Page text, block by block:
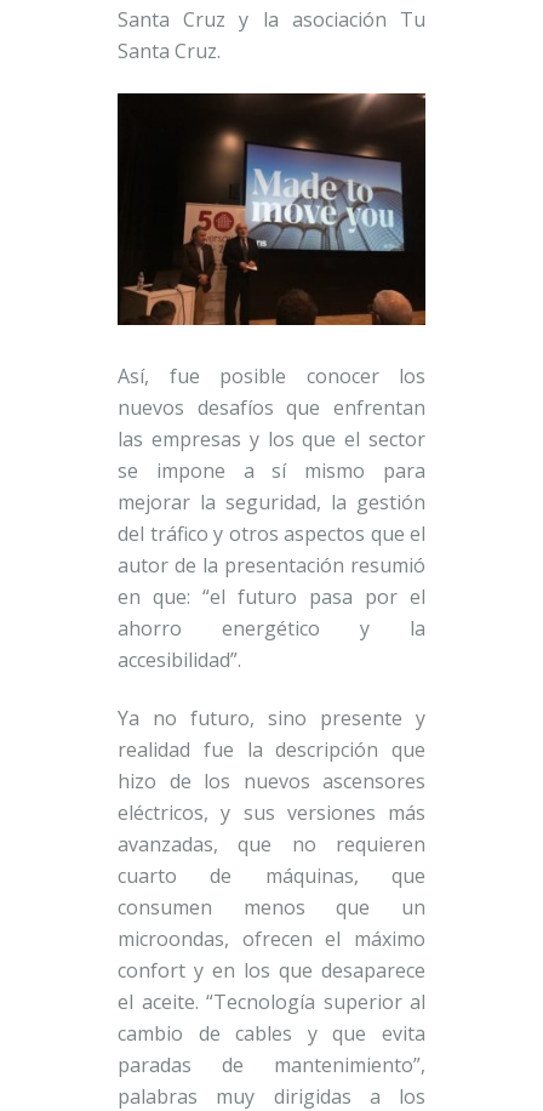
Santa Cruz y la asociación Tu
Santa Cruz.
Así, fue posible conocer los
nuevos desafíos que enfrentan
las empresas y los que el sector
se impone a sí mismo para
mejorar la seguridad, la gestión
del tráfico y otros aspectos que el
autor de la presentación resumió
en que: “el futuro pasa por el
ahorro energético y la
accesibilidad”.
Ya no futuro, sino presente y
realidad fue la descripción que
hizo de los nuevos ascensores
eléctricos, y sus versiones más
avanzadas, que no requieren
cuarto de máquinas, que
consumen menos que un
microondas, ofrecen el máximo
confort y en los que desaparece
el aceite. “Tecnología superior al
cambio de cables y que evita
paradas de mantenimiento”,
palabras muy dirigidas a los